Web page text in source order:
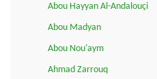
Abou Hayyan Al-Andalouçi
Abou Madyan
Abou Nou'aym
Ahmad Zarrouq